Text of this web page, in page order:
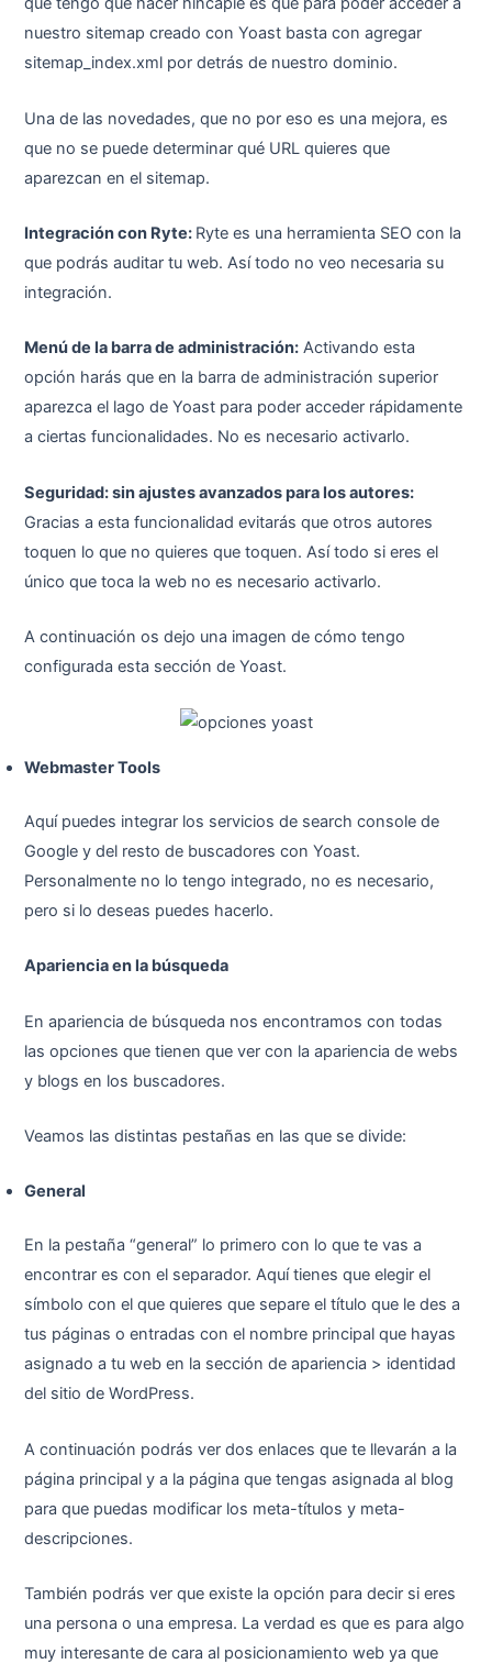
nuestro sitemap creado con Yoast basta con agregar
sitemap_index.xml por detrás de nuestro dominio.
Una de las novedades, que no por eso es una mejora, es
que no se puede determinar qué URL quieres que
aparezcan en el sitemap.
Integración con Ryte: Ryte es una herramienta SEO con la
que podrás auditar tu web. Así todo no veo necesaria su
integración.
Menú de la barra de administración: Activando esta
opción harás que en la barra de administración superior
aparezca el lago de Yoast para poder acceder rápidamente
a ciertas funcionalidades. No es necesario activarlo.
Seguridad: sin ajustes avanzados para los autores:
Gracias a esta funcionalidad evitarás que otros autores
toquen lo que no quieres que toquen. Así todo si eres el
único que toca la web no es necesario activarlo.
A continuación os dejo una imagen de cómo tengo
configurada esta sección de Yoast.
Webmaster Tools
Aquí puedes integrar los servicios de search console de
Google y del resto de buscadores con Yoast.
Personalmente no lo tengo integrado, no es necesario,
pero si lo deseas puedes hacerlo.
Apariencia en la búsqueda
En apariencia de búsqueda nos encontramos con todas
las opciones que tienen que ver con la apariencia de webs
y blogs en los buscadores.
Veamos las distintas pestañas en las que se divide:
General
En la pestaña “general” lo primero con lo que te vas a
encontrar es con el separador. Aquí tienes que elegir el
símbolo con el que quieres que separe el título que le des a
tus páginas o entradas con el nombre principal que hayas
asignado a tu web en la sección de apariencia > identidad
del sitio de WordPress.
A continuación podrás ver dos enlaces que te llevarán a la
página principal y a la página que tengas asignada al blog
para que puedas modificar los meta-títulos y meta-
descripciones.
También podrás ver que existe la opción para decir si eres
una persona o una empresa. La verdad es que es para algo
muy interesante de cara al posicionamiento web ya que